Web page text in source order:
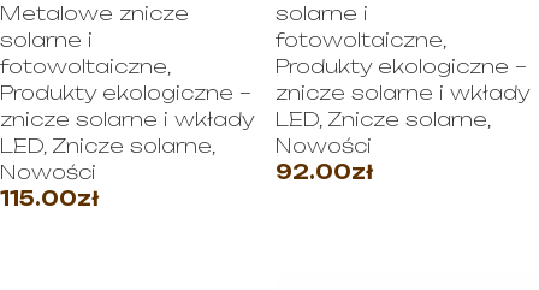
Metalowe znicze
solarne i
fotowoltaiczne,
Produkty ekologiczne –
znicze solarne i wkłady
LED, Znicze solarne,
Nowości
115.00zł
solarne i
fotowoltaiczne,
Produkty ekologiczne –
znicze solarne i wkłady
LED, Znicze solarne,
Nowości
92.00zł